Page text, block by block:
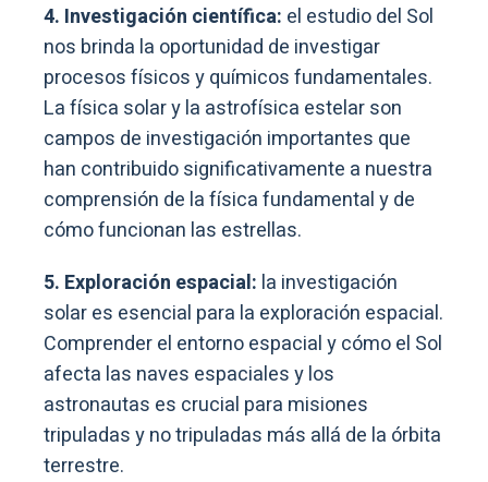
4. Investigación científica: el estudio del Sol
nos brinda la oportunidad de investigar
procesos físicos y químicos fundamentales.
La física solar y la astrofísica estelar son
campos de investigación importantes que
han contribuido significativamente a nuestra
comprensión de la física fundamental y de
cómo funcionan las estrellas.
5. Exploración espacial: la investigación
solar es esencial para la exploración espacial.
Comprender el entorno espacial y cómo el Sol
afecta las naves espaciales y los
astronautas es crucial para misiones
tripuladas y no tripuladas más allá de la órbita
terrestre.